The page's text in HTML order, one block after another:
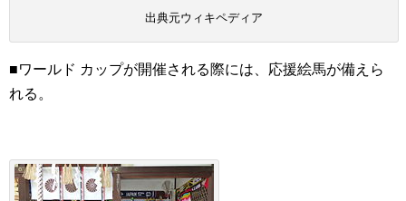
出典元ウィキペディア
■ワールド カップが開催される際には、応援絵馬が備えら
れる。